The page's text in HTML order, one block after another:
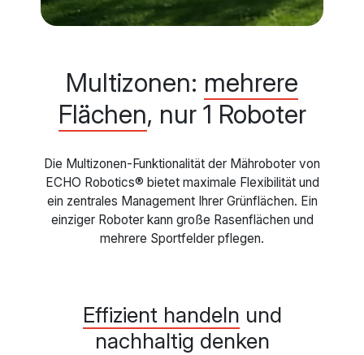
Multizonen: mehrere
Flächen, nur 1 Roboter
Die Multizonen-Funktionalität der Mähroboter von
ECHO Robotics® bietet maximale Flexibilität und
ein zentrales Management Ihrer Grünflächen. Ein
einziger Roboter kann große Rasenflächen und
mehrere Sportfelder pflegen.
Effizient handeln und
nachhaltig denken